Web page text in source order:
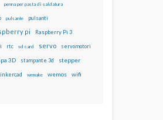
penna per pasta di saldatura
pulsante pulsanti
pi Raspberry Pi 3
rtc sd card servo servomotori
3D stampante 3d stepper
wemake wemos wifi